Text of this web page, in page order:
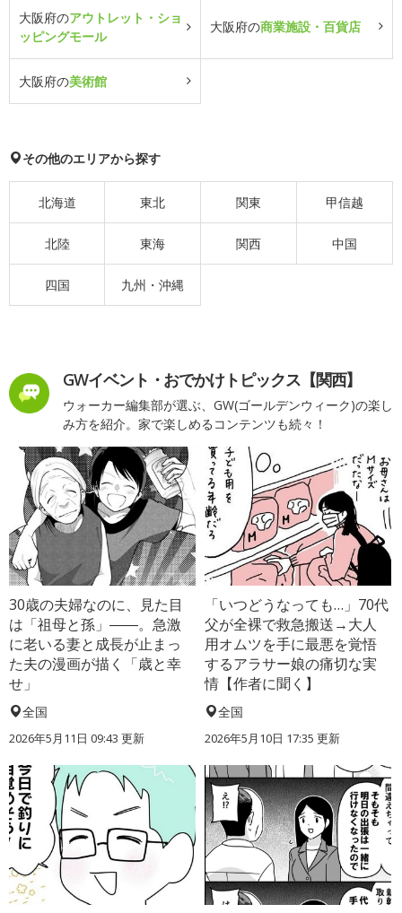
大阪府のアウトレット・ショ
ッピングモール
大阪府の商業施設・百貨店
大阪府の美術館
その他のエリアから探す
北海道 東北 関東 甲信越
北陸 東海 関西 中国
四国 九州・沖縄
GWイベント・おでかけトピックス【関西】
ウォーカー編集部が選ぶ、GW(ゴールデンウィーク)の楽し
み方を紹介。家で楽しめるコンテンツも続々！
30歳の夫婦なのに、見た目
は「祖母と孫」――。急激
に老いる妻と成長が止まっ
た夫の漫画が描く「歳と幸
せ」
全国
2026年5月11日 09:43 更新
「いつどうなっても…」70代
父が全裸で救急搬送→大人
用オムツを手に最悪を覚悟
するアラサー娘の痛切な実
情【作者に聞く】
全国
2026年5月10日 17:35 更新